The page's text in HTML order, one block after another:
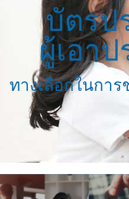
บัตรป
ผู้เอา
ทางเลือกในกา